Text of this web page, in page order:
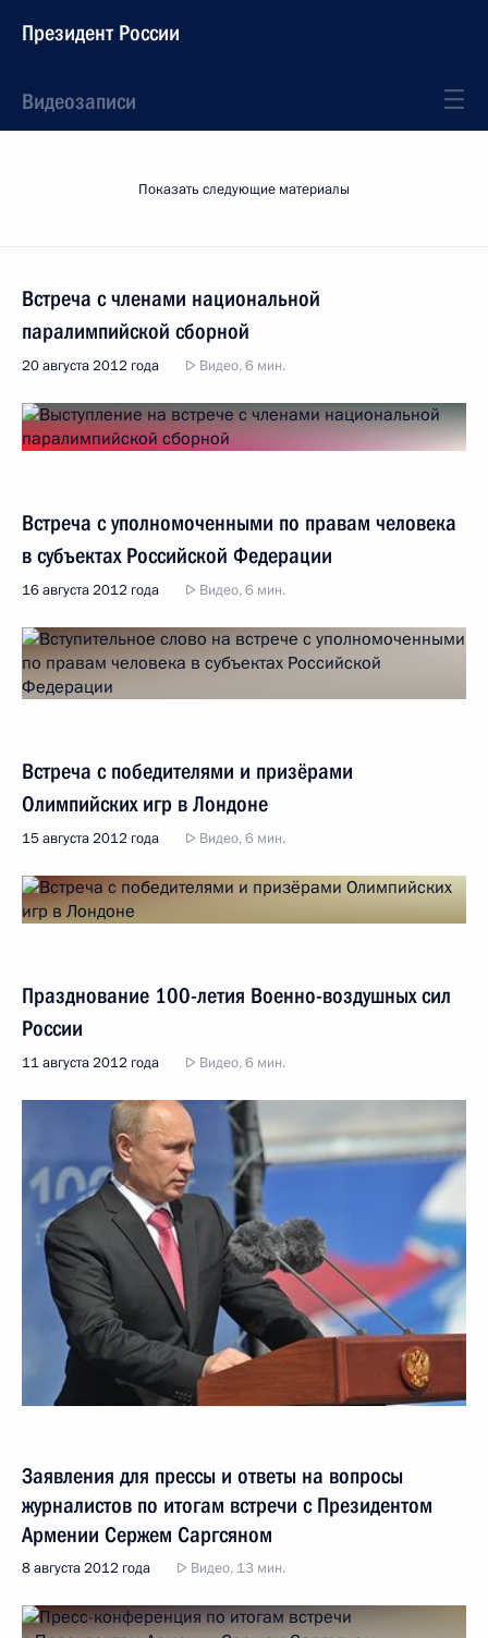
Президент России
Видеозаписи
Показать следующие материалы
Встреча с членами национальной
паралимпийской сборной
20 августа 2012 года Видео, 6 мин.
Встреча с уполномоченными по правам человека
в субъектах Российской Федерации
16 августа 2012 года Видео, 6 мин.
Встреча с победителями и призёрами
Олимпийских игр в Лондоне
15 августа 2012 года Видео, 6 мин.
Празднование 100-летия Военно-воздушных сил
России
11 августа 2012 года Видео, 6 мин.
Заявления для прессы и ответы на вопросы
журналистов по итогам встречи с Президентом
Армении Сержем Саргсяном
8 августа 2012 года Видео, 13 мин.